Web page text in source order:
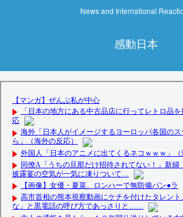
News and International
感動日本